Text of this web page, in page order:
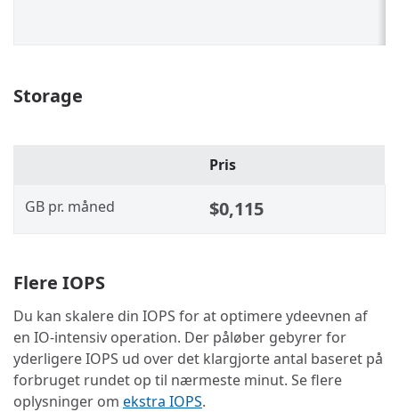
Storage
Pris
GB pr. måned $0,115
Flere IOPS
Du kan skalere din IOPS for at optimere ydeevnen af
en IO-intensiv operation. Der påløber gebyrer for
yderligere IOPS ud over det klargjorte antal baseret på
forbruget rundet op til nærmeste minut. Se flere
oplysninger om ekstra IOPS.